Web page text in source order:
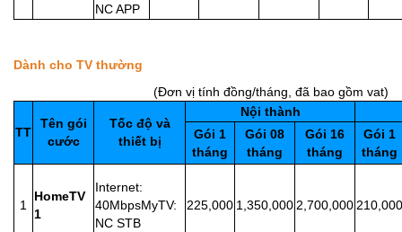
NC APP
Dành cho TV thường
(Đơn vị tính đồng/tháng, đã bao gồm vat)
TT
Tên gói
cước
Tốc độ và
thiết bị
Nội thành
Gói 1
tháng
Gói 08
tháng
Gói 16
tháng
Gói 1
tháng
1
HomeTV
1
Internet:
40MbpsMyTV:
NC STB
225,000 1,350,0002,700,000210,000